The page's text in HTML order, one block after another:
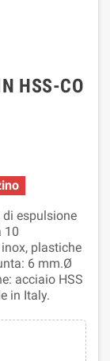
HSS-CO
espulsione
10
plastiche
6 mm.Ø
acciaio HSS
in Italy.